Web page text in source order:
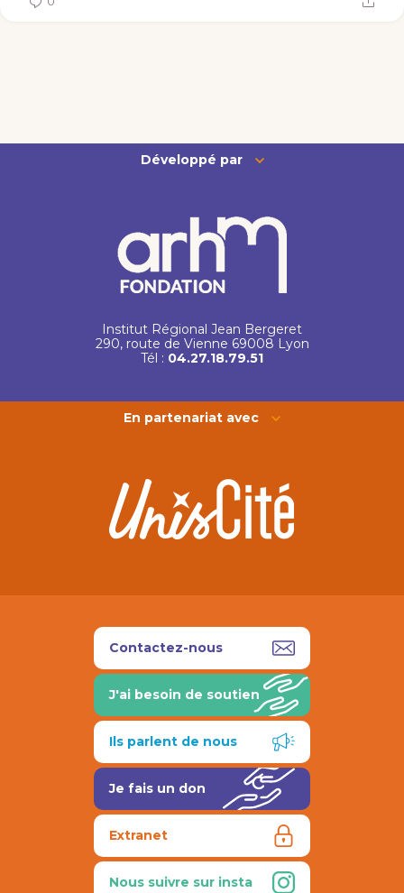
Développé par
Institut Régional Jean Bergeret
290, route de Vienne 69008 Lyon
Tél : 04.27.18.79.51
En partenariat avec
Contactez-nous
J'ai besoin de soutien
Ils parlent de nous
Je fais un don
Extranet
Nous suivre sur insta